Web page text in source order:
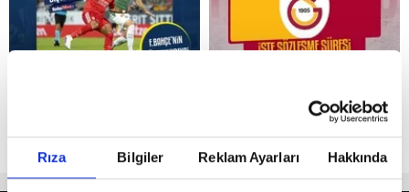
Rıza Bilgiler Reklam Ayarları Hakkında